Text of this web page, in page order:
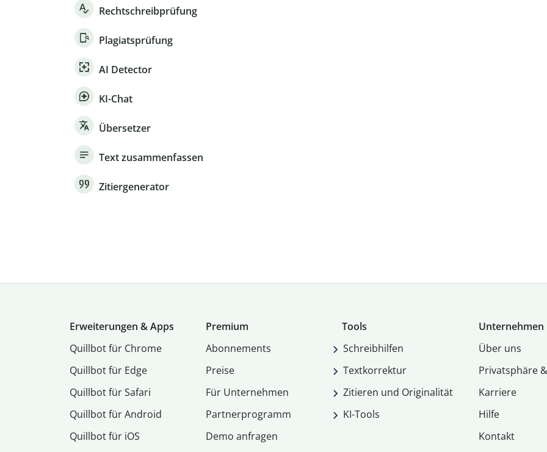
Rechtschreibprüfung
Plagiatsprüfung
AI Detector
KI-Chat
Übersetzer
Text zusammenfassen
Zitiergenerator
Erweiterungen & Apps
Quillbot für Chrome
Quillbot für Edge
Quillbot für Safari
Quillbot für Android
Quillbot für iOS
Premium
Abon­ne­ments
Preise
Für Unternehmen
Partnerprogramm
Demo anfragen
Tools
Schreibhilfen
Textkorrektur
Zitieren und Originalität
KI-Tools
Unternehmen
Über uns
Privatsphäre
Karriere
Hilfe
Kontakt